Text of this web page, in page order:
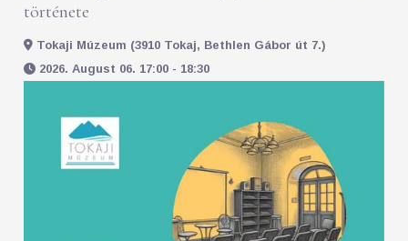
története
Tokaji Múzeum (3910 Tokaj, Bethlen Gábor út 7.)
2026. August 06. 17:00 - 18:30